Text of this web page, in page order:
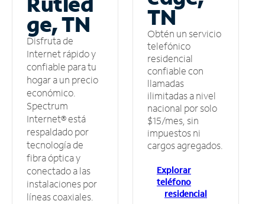
ge, TN
Disfruta de
Internet rápido y
confiable para tu
hogar a un precio
económico.
Spectrum
Internet® está
respaldado por
tecnología de
fibra óptica y
conectado a las
instalaciones por
líneas coaxiales.
TN
Obtén un servicio
telefónico
residencial
confiable con
llamadas
ilimitadas a nivel
nacional por solo
$15/mes, sin
impuestos ni
cargos agregados.
Explorar
teléfono
residencial